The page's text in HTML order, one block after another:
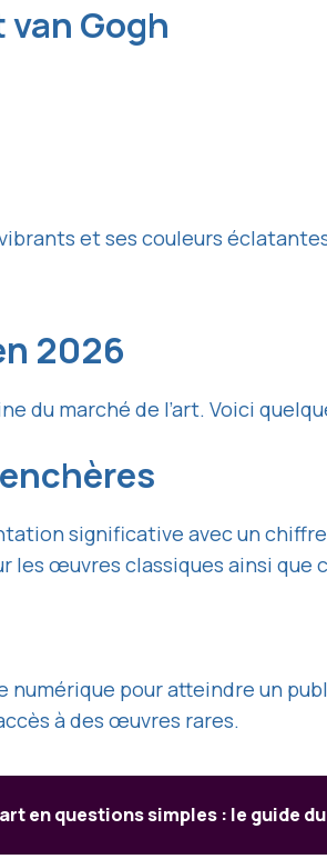
Gogh
et ses couleurs
2026
du marché de l’art. Voici
significative avec un
œuvres classiques ainsi que
numérique pour atteindre un
à des œuvres rares.
en questions simples : le guide